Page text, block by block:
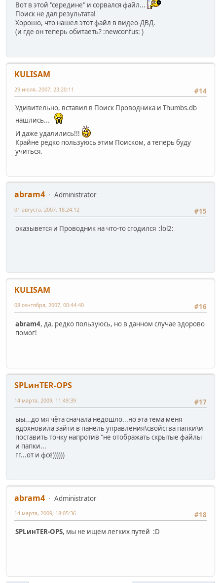
Вот в этой "середине" и сорвался файл...
Поиск не дал результата!
Хорошо, что нашёл этот файл в видео-ДВД.
(и где он теперь обитаеть? :newconfus: )
KULISAM
#14
29 июля, 2007, 23:20:11
Удивительно, вставил в Поиск Проводника и Thumbs.db
нашлись...
И даже удалились!!!
Крайне редко пользуюсь этим Поиском, а теперь буду
учиться.
abram4
Administrator
#15
01 августа, 2007, 18:24:12
оказывется и Проводник на что-то сгодился :lol2:
KULISAM
#16
08 сентября, 2007, 00:44:40
abram4, да, редко пользуюсь, но в данном случае здорово
помог!
SPLинTER-OPS
#17
14 марта, 2009, 11:49:39
ыы...до мя чёта сначала недошло...но эта тема меня
вдохновила зайти в панель управления\свойства папки\и
поставить точку напротив "не отображать скрытые файлы
и папки...
гг...от и фсё))))))
abram4
Administrator
#18
14 марта, 2009, 18:05:36
SPLинTER-OPS, мы не ищем легких путей :D